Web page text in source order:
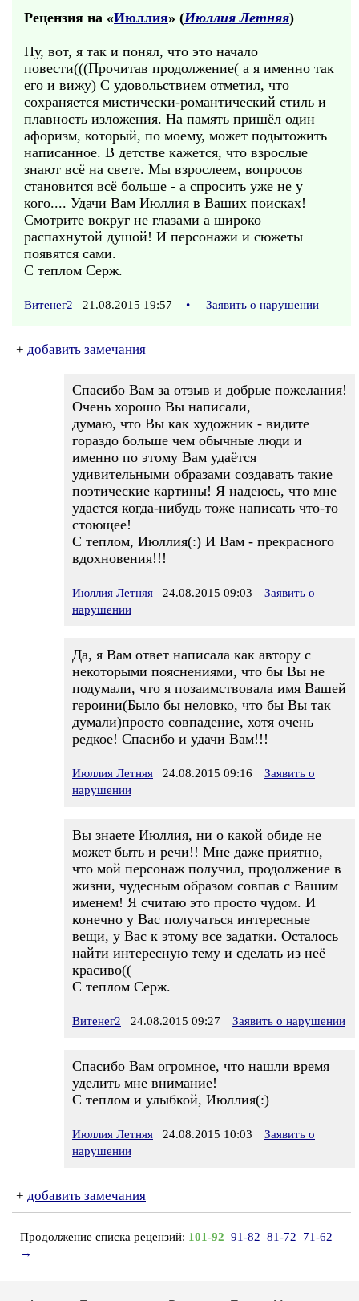
Рецензия на «Июллия» (Июллия Летняя)
Ну, вот, я так и понял, что это начало
повести(((Прочитав продолжение( а я именно так
его и вижу) С удовольствием отметил, что
сохраняется мистически-романтический стиль и
плавность изложения. На память пришёл один
афоризм, который, по моему, может подытожить
написанное. В детстве кажется, что взрослые
знают всё на свете. Мы взрослеем, вопросов
становится всё больше - а спросить уже не у
кого.... Удачи Вам Июллия в Ваших поисках!
Смотрите вокруг не глазами а широко
распахнутой душой! И персонажи и сюжеты
появятся сами.
С теплом Серж.
Витенег2 21.08.2015 19:57 • Заявить о нарушении
+ добавить замечания
Спасибо Вам за отзыв и добрые пожелания!
Очень хорошо Вы написали,
думаю, что Вы как художник - видите
гораздо больше чем обычные люди и
именно по этому Вам удаётся
удивительными образами создавать такие
поэтические картины! Я надеюсь, что мне
удастся когда-нибудь тоже написать что-то
стоющее!
С теплом, Июллия(:) И Вам - прекрасного
вдохновения!!!
Июллия Летняя 24.08.2015 09:03
Заявить о
нарушении
Да, я Вам ответ написала как автору с
некоторыми пояснениями, что бы Вы не
подумали, что я позаимствовала имя Вашей
героини(Было бы неловко, что бы Вы так
думали)просто совпадение, хотя очень
редкое! Спасибо и удачи Вам!!!
Июллия Летняя 24.08.2015 09:16
Заявить о
нарушении
Вы знаете Июллия, ни о какой обиде не
может быть и речи!! Мне даже приятно,
что мой персонаж получил, продолжение в
жизни, чудесным образом совпав с Вашим
именем! Я считаю это просто чудом. И
конечно у Вас получаться интересные
вещи, у Вас к этому все задатки. Осталось
найти интересную тему и сделать из неё
красиво((
С теплом Серж.
Витенег2 24.08.2015 09:27 Заявить о нарушении
Спасибо Вам огромное, что нашли время
уделить мне внимание!
С теплом и улыбкой, Июллия(:)
Июллия Летняя 24.08.2015 10:03
Заявить о
нарушении
+ добавить замечания
Продолжение списка рецензий: 101-92 91-82 81-72
71-62
→